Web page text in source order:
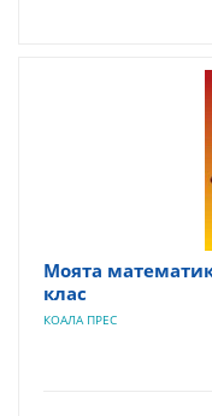
Моята
клас
КОАЛА ПРЕС